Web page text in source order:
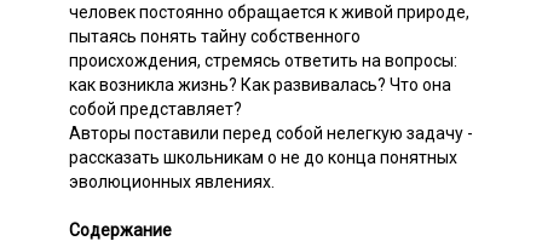
человек постоянно обращается к живой природе,
пытаясь понять тайну собственного
происхождения, стремясь ответить на вопросы:
как возникла жизнь? Как развивалась? Что она
собой представляет?
Авторы поставили перед собой нелегкую задачу -
рассказать школьникам о не до конца понятных
эволюционных явлениях.
Содержание